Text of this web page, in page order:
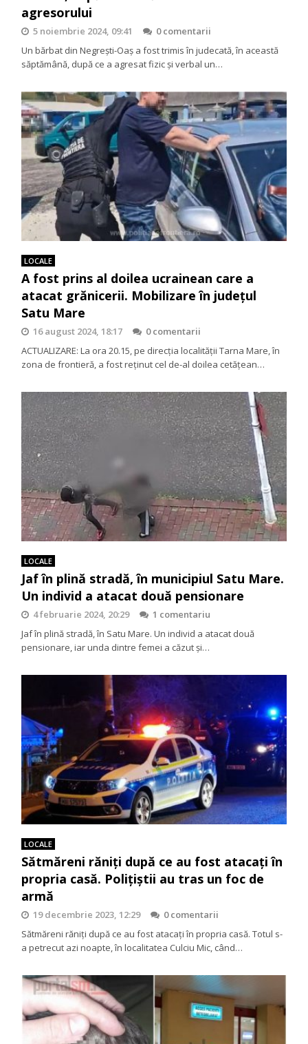
agresorului
5 noiembrie 2024, 09:41
0 comentarii
Un bărbat din Negrești-Oaș a fost trimis în judecată, în această
săptămână, după ce a agresat fizic și verbal un…
LOCALE
A fost prins al doilea ucrainean care a
atacat grănicerii. Mobilizare în județul
Satu Mare
16 august 2024, 18:17
0 comentarii
ACTUALIZARE: La ora 20.15, pe direcția localității Tarna Mare, în
zona de frontieră, a fost reținut cel de-al doilea cetățean…
LOCALE
Jaf în plină stradă, în municipiul Satu Mare.
Un individ a atacat două pensionare
4 februarie 2024, 20:29
1 comentariu
Jaf în plină stradă, în Satu Mare. Un individ a atacat două
pensionare, iar unda dintre femei a căzut și…
LOCALE
Sătmăreni răniți după ce au fost atacați în
propria casă. Polițiștii au tras un foc de
armă
19 decembrie 2023, 12:29
0 comentarii
Sătmăreni răniți după ce au fost atacați în propria casă. Totul s-
a petrecut azi noapte, în localitatea Culciu Mic, când…